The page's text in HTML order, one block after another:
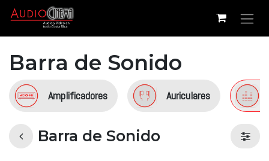
Ir al contenido
Barra de Sonido
Amplificadores Auriculares
Barra de Sonido